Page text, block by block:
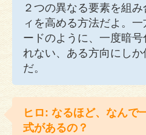
２つの異なる要素を組
ィを高める方法だよ。
ードのように、一度暗
れない、ある方向にし
だ。
ヒロ: なるほど、なんで
式があるの？